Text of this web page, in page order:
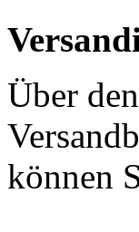
Über
können